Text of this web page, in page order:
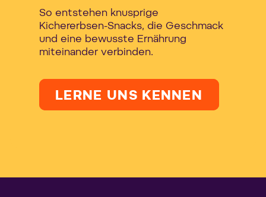
So entstehen knusprige
Kichererbsen-Snacks, die Geschmack
und eine bewusste Ernährung
miteinander verbinden.
LERNE UNS KENNEN